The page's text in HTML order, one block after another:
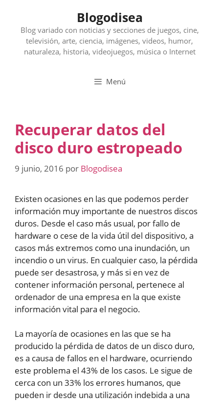
contenido
Blogodisea
Blog variado con noticias y secciones de juegos, cine,
televisión, arte, ciencia, imágenes, videos, humor,
naturaleza, historia, videojuegos, música o Internet
Menú
Recuperar datos del
disco duro estropeado
9 junio, 2016 por Blogodisea
Existen ocasiones en las que podemos perder
información muy importante de nuestros discos
duros. Desde el caso más usual, por fallo de
hardware o cese de la vida útil del dispositivo, a
casos más extremos como una inundación, un
incendio o un virus. En cualquier caso, la pérdida
puede ser desastrosa, y más si en vez de
contener información personal, pertenece al
ordenador de una empresa en la que existe
información vital para el negocio.
La mayoría de ocasiones en las que se ha
producido la pérdida de datos de un disco duro,
es a causa de fallos en el hardware, ocurriendo
este problema el 43% de los casos. Le sigue de
cerca con un 33% los errores humanos, que
pueden ir desde una utilización indebida a una